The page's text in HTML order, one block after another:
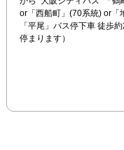
or「西船町」(70系統) or
「平尾」バス停下車 徒歩
停まります）